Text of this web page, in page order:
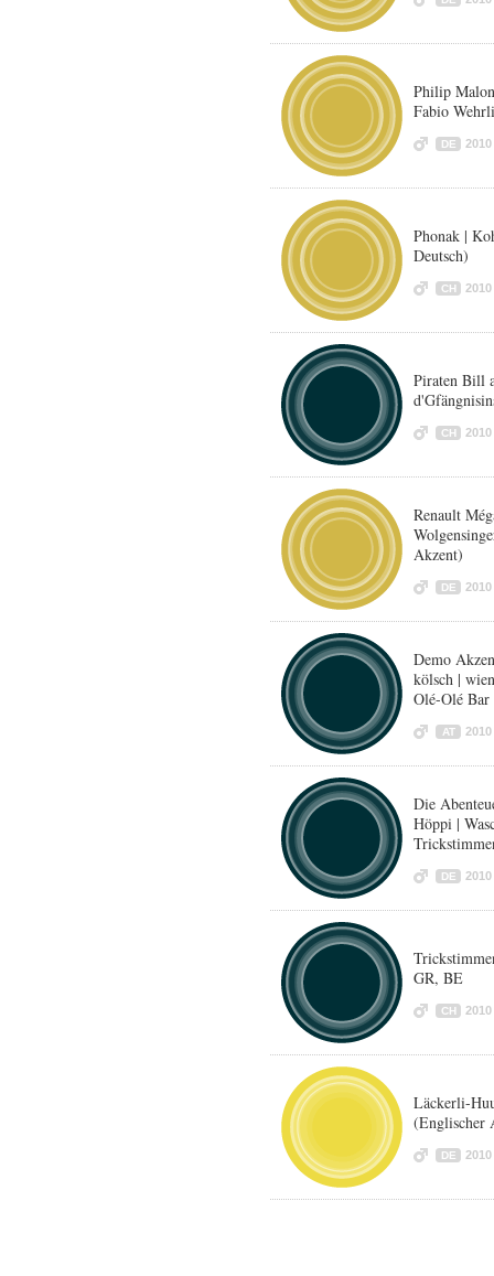
Philip
Fabio
DE 2010
Phonak |
Deutsch)
CH 2010
Piraten Bill
CH 2010
Renault
Akzent)
DE 2010
Demo
kölsch |
Olé-Olé Bar
AT 2010
Die
Höppi |
DE 2010
GR, BE
CH 2010
Läckerli-
(Englischer
DE 2010